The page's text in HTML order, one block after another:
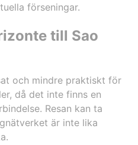
förseningar.
till Sao
och mindre praktiskt för
då det inte finns en
Resan kan ta
är inte lika